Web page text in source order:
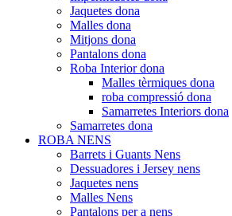
Jaquetes dona
Malles dona
Mitjons dona
Pantalons dona
Roba Interior dona
Malles tèrmiques dona
roba compressió dona
Samarretes Interiors dona
Samarretes dona
ROBA NENS
Barrets i Guants Nens
Dessuadores i Jersey nens
Jaquetes nens
Malles Nens
Pantalons per a nens